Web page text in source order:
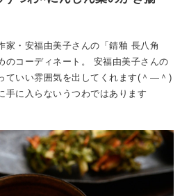
家・安福由美子さんの「錆釉 長八角
のコーディネート。
安福由美子さんの
ていい雰囲気を出してくれます(＾―＾)
手に入らないうつわではあります